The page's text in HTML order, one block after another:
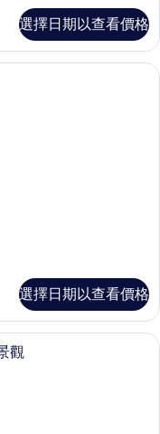
選擇日期以查看價格
、羽絨被、舒適加層、迷你吧
選擇日期以查看價格
、羽絨被、舒適加層、迷你吧
觀